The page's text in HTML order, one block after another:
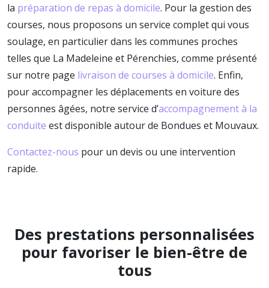
la préparation de repas à domicile. Pour la gestion des
courses, nous proposons un service complet qui vous
soulage, en particulier dans les communes proches
telles que La Madeleine et Pérenchies, comme présenté
sur notre page livraison de courses à domicile. Enfin,
pour accompagner les déplacements en voiture des
personnes âgées, notre service d’accompagnement à la
conduite est disponible autour de Bondues et Mouvaux.
Contactez-nous pour un devis ou une intervention
rapide.
Des prestations personnalisées
pour favoriser le bien-être de
tous